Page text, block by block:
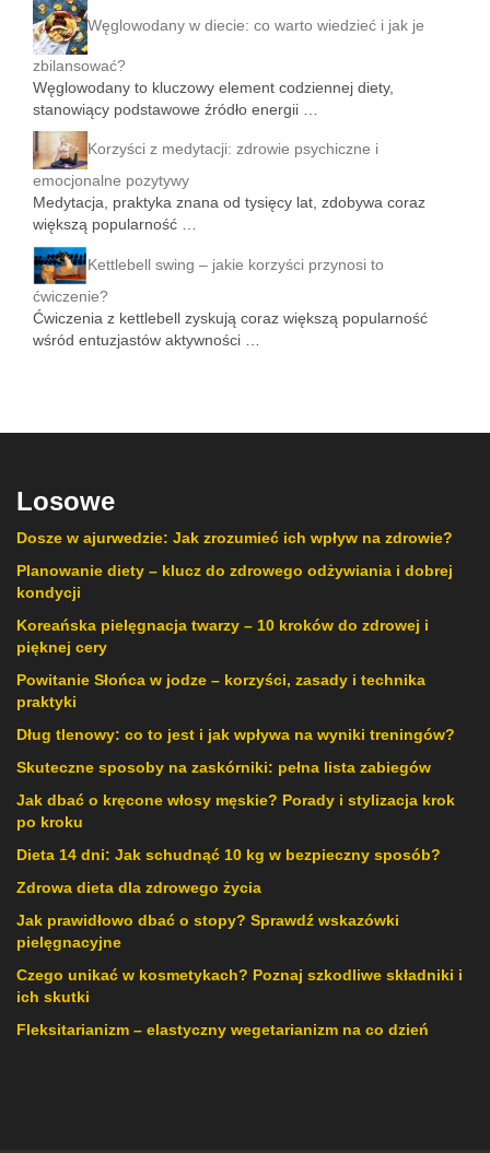
Węglowodany w diecie: co warto wiedzieć i jak je
zbilansować?
Węglowodany to kluczowy element codziennej diety,
stanowiący podstawowe źródło energii …
Korzyści z medytacji: zdrowie psychiczne i
emocjonalne pozytywy
Medytacja, praktyka znana od tysięcy lat, zdobywa coraz
większą popularność …
Kettlebell swing – jakie korzyści przynosi to
ćwiczenie?
Ćwiczenia z kettlebell zyskują coraz większą popularność
wśród entuzjastów aktywności …
Losowe
Dosze w ajurwedzie: Jak zrozumieć ich wpływ na zdrowie?
Planowanie diety – klucz do zdrowego odżywiania i dobrej
kondycji
Koreańska pielęgnacja twarzy – 10 kroków do zdrowej i
pięknej cery
Powitanie Słońca w jodze – korzyści, zasady i technika
praktyki
Dług tlenowy: co to jest i jak wpływa na wyniki treningów?
Skuteczne sposoby na zaskórniki: pełna lista zabiegów
Jak dbać o kręcone włosy męskie? Porady i stylizacja krok
po kroku
Dieta 14 dni: Jak schudnąć 10 kg w bezpieczny sposób?
Zdrowa dieta dla zdrowego życia
Jak prawidłowo dbać o stopy? Sprawdź wskazówki
pielęgnacyjne
Czego unikać w kosmetykach? Poznaj szkodliwe składniki i
ich skutki
Fleksitarianizm – elastyczny wegetarianizm na co dzień